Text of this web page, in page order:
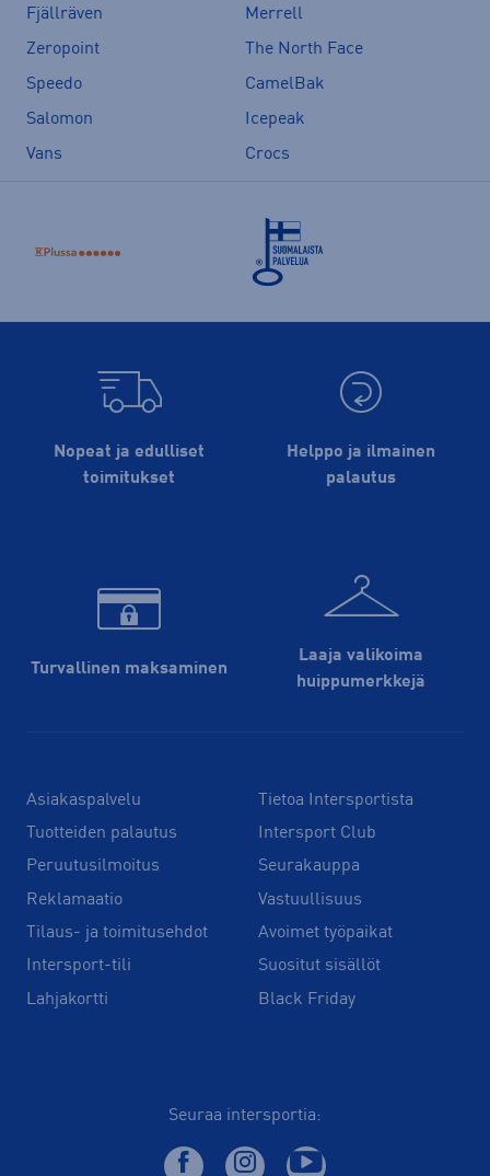
Fjällräven
Merrell
Zeropoint
The North Face
Speedo
CamelBak
Salomon
Icepeak
Vans
Crocs
Nopeat ja edulliset
toimitukset
Helppo ja ilmainen
palautus
Turvallinen maksaminen
Laaja valikoima
huippu­merkkejä
Asiakaspalvelu
Tuotteiden palautus
Peruutusilmoitus
Reklamaatio
Tilaus- ja toimitusehdot
Intersport-tili
Lahjakortti
Tietoa Intersportista
Intersport Club
Seurakauppa
Vastuullisuus
Avoimet työpaikat
Suositut sisällöt
Black Friday
Seuraa intersportia: